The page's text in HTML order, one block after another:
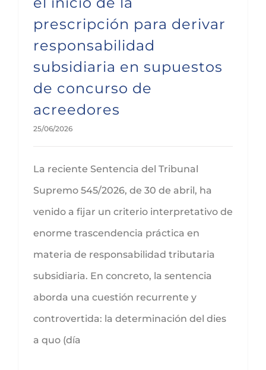
prescripción para derivar
responsabilidad
subsidiaria en supuestos
de concurso de
acreedores
25/06/2026
La reciente Sentencia del Tribunal
Supremo 545/2026, de 30 de abril, ha
venido a fijar un criterio interpretativo de
enorme trascendencia práctica en
materia de responsabilidad tributaria
subsidiaria. En concreto, la sentencia
aborda una cuestión recurrente y
controvertida: la determinación del dies
a quo (día